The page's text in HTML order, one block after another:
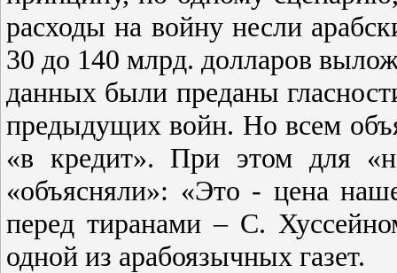
расходы на войну несли
30 до 140 млрд. долларов
данных были преданы
предыдущих войн. Но всем
«в кредит». При этом для
«объясняли»: «Это - цена
перед тиранами – С.
одной из арабоязычных газет.